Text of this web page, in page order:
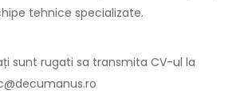
tehnice specializate.
sunt rugati sa transmita CV-ul la